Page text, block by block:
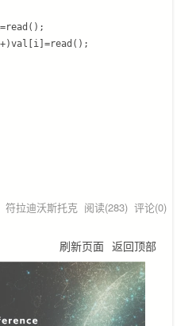
符拉迪沃斯托克 阅读(283) 评论(0)
刷新页面 返回顶部